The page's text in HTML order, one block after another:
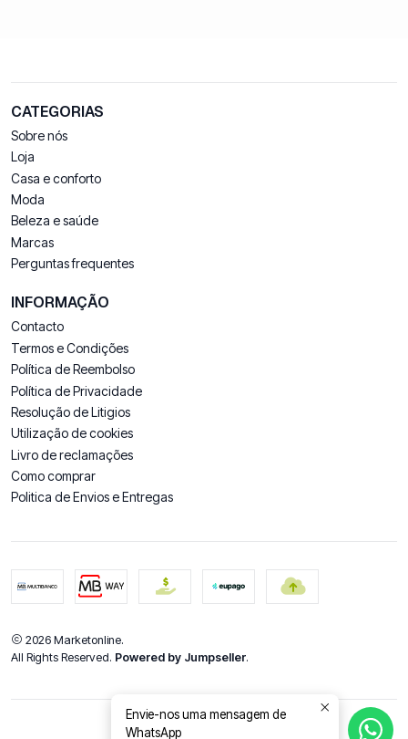
CATEGORIAS
Sobre nós
Loja
Casa e conforto
Moda
Beleza e saúde
Marcas
Perguntas frequentes
INFORMAÇÃO
Contacto
Termos e Condições
Política de Reembolso
Política de Privacidade
Resolução de Litigios
Utilização de cookies
Livro de reclamações
Como comprar
Politica de Envios e Entregas
2026 Marketonline.
All Rights Reserved. Powered by Jumpseller.
DE VOLTA AO TOPO
Envie-nos uma mensagem de
WhatsApp